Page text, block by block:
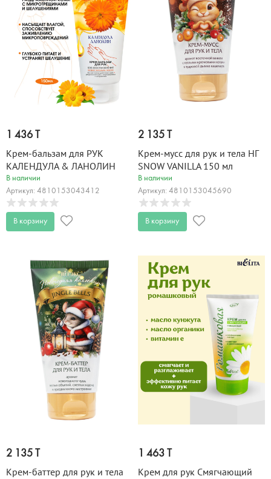
1 436 T
Крем-бальзам для РУК
КАЛЕНДУЛА & ЛАНОЛИН
150 мл
В наличии
Артикул: 4810153043412
В корзину
2 135 T
Крем-мусс для рук и тела НГ
SNOW VANILLA 150 мл
В наличии
Артикул: 4810153045690
В корзину
2 135 T
Крем-баттер для рук и тела
1 463 T
Крем для рук Смягчающий